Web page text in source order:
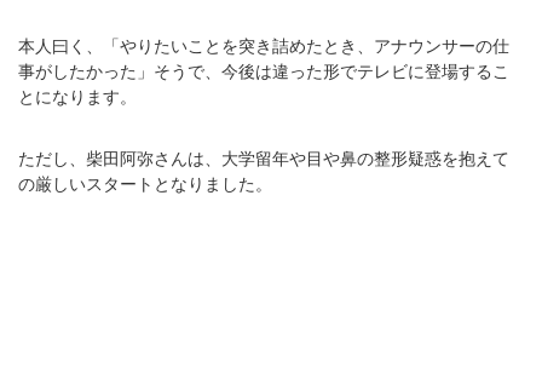
本人曰く、「やりたいことを突き詰めたとき、アナウンサーの仕
事がしたかった」そうで、今後は違った形でテレビに登場するこ
とになります。
ただし、柴田阿弥さんは、大学留年や目や鼻の整形疑惑を抱えて
の厳しいスタートとなりました。